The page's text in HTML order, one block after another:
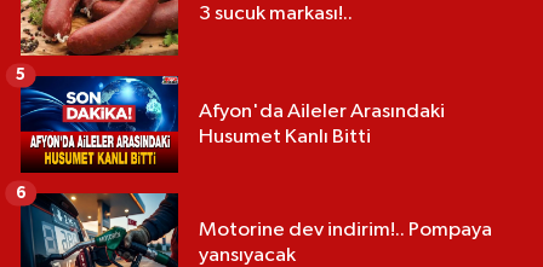
3 sucuk markası!..
Afyon'da Aileler Arasındaki
Husumet Kanlı Bitti
5
Motorine dev indirim!.. Pompaya
yansıyacak
6